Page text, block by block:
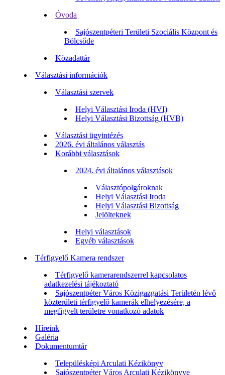
Óvoda
Sajószentpéteri Területi Szociális Központ és
Bölcsőde
Közadattár
Választási információk
Választási szervek
Helyi Választási Iroda (HVI)
Helyi Választási Bizottság (HVB)
Választási ügyintézés
2026. évi általános választás
Korábbi választások
2024. évi általános választások
Választópolgároknak
Helyi Választási Iroda
Helyi Választási Bizottság
Jelölteknek
Helyi választások
Egyéb választások
Térfigyelő Kamera rendszer
Térfigyelő kamerarendszerrel kapcsolatos
adatkezelési tájékoztató
Sajószentpéter Város Közigazgatási Területén lévő
közterületi térfigyelő kamerák elhelyezésére, a
megfigyelt területre vonatkozó adatok
Híreink
Galéria
Dokumentumtár
Településképi Arculati Kézikönyv
Sajószentpéter Város Arculati Kézikönyve